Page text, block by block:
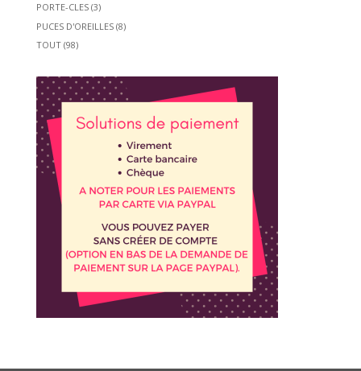
PORTE-CLES (3)
PUCES D'OREILLES (8)
TOUT (98)